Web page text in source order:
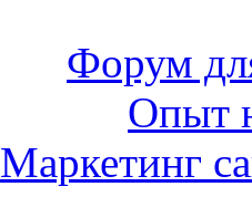
Форум
Опыт
Маркетинг